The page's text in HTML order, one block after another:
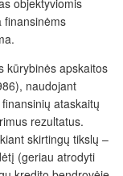
finansinėms
kūrybinės apskaitos
naudojant
ataskaitų
rezultatus.
skirtingų tikslų –
(geriau atrodyti